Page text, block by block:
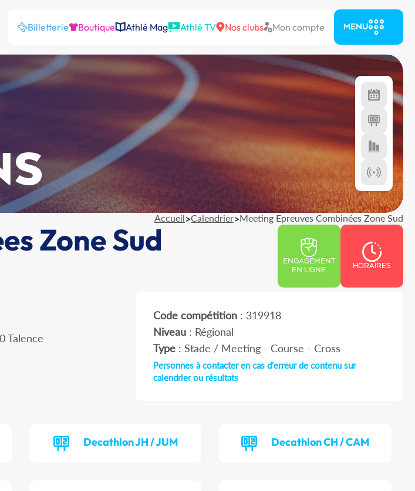
Billetterie Boutique Athlé Mag Athlé TV Nos clubs Mon compte MENU
Accueil>Calendrier>Meeting Epreuves Combinées Zone Sud
Zone Sud
ENGAGEMENT
EN LIGNE
HORAIRES
Talence
Code compétition: 319918
Niveau: Régional
Type: Stade / Meeting - Course - Cross
Personnes à contacter en cas d'erreur de contenu sur
calendrier ou résultats
Decathlon JH / JUM Decathlon CH / CAM